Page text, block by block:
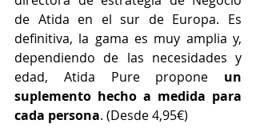
de Atida en el sur de Europa. Es
definitiva, la gama es muy amplia y,
dependiendo de las necesidades y
edad, Atida Pure propone un
suplemento hecho a medida para
cada persona. (Desde 4,95€)